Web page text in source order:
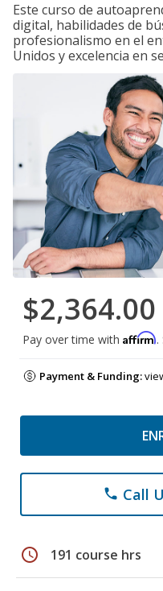
Este curso de
digital, habilidades de
profesionalismo en el
Unidos y excelencia en
$2,364.00
Pay over time with Affirm.
Payment & Funding:
phone Call
schedule 191 course hrs